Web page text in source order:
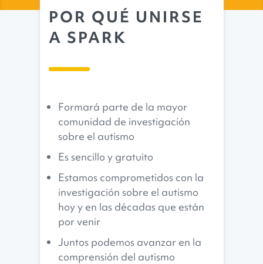
POR QUÉ UNIRSE
A SPARK
Formará parte de la mayor
comunidad de investigación
sobre el autismo
Es sencillo y gratuito
Estamos comprometidos con la
investigación sobre el autismo
hoy y en las décadas que están
por venir
Juntos podemos avanzar en la
comprensión del autismo